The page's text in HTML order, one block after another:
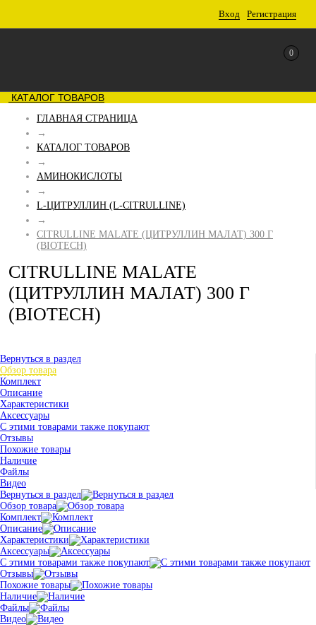
Вход Регистрация
0
КАТАЛОГ ТОВАРОВ
ГЛАВНАЯ СТРАНИЦА
→
КАТАЛОГ ТОВАРОВ
→
АМИНОКИСЛОТЫ
→
L-ЦИТРУЛЛИН (L-CITRULLINE)
→
CITRULLINE MALATE (ЦИТРУЛЛИН МАЛАТ) 300 Г
(BIOTECH)
CITRULLINE MALATE
(ЦИТРУЛЛИН МАЛАТ) 300 Г
(BIOTECH)
Вернуться в раздел
Обзор товара
Комплект
Описание
Характеристики
Аксессуары
С этими товарами также покупают
Отзывы
Похожие товары
Наличие
Файлы
Видео
Вернуться в раздел
Обзор товара
Комплект
Описание
Характеристики
Аксессуары
С этими товарами также покупают
Отзывы
Похожие товары
Наличие
Файлы
Видео